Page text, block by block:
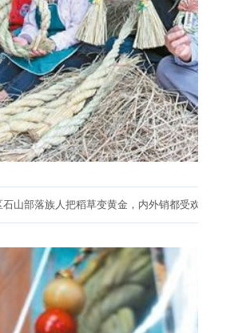
山部落族人把稻草变黄金，内外销都受欢迎。